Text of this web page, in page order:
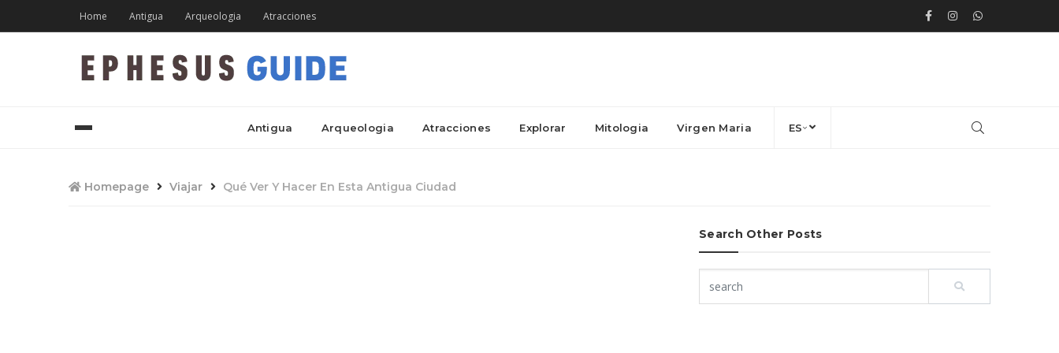
Home Antigua Arqueologia Atracciones
Antigua Arqueologia Atracciones Explorar Mitologia Virgen Maria ES
Homepage Viajar Qué Ver Y Hacer En Esta Antigua Ciudad
Search Other Posts